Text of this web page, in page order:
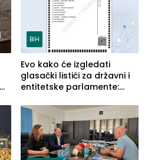
BiH
Evo kako će izgledati
glasački listići za državni i
entitetske parlamente:
vidljive na njima